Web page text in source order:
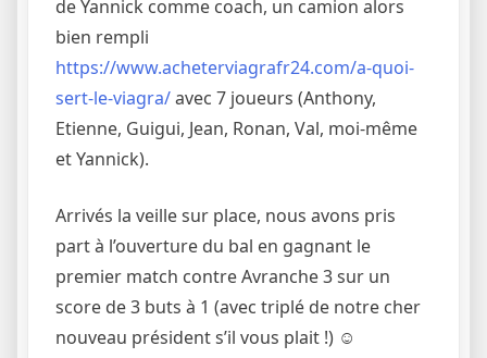
de Yannick comme coach, un camion alors
bien rempli
https://www.acheterviagrafr24.com/a-quoi-
sert-le-viagra/avec 7 joueurs (Anthony,
Etienne, Guigui, Jean, Ronan, Val, moi-même
et Yannick).
Arrivés la veille sur place, nous avons pris
part à l’ouverture du bal en gagnant le
premier match contre Avranche 3 sur un
score de 3 buts à 1 (avec triplé de notre cher
nouveau président s’il vous plait !) ☺